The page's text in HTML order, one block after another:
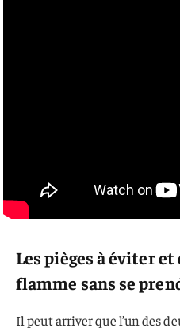
Les pièges à éviter
flamme sans se
Il peut arriver que l’un des